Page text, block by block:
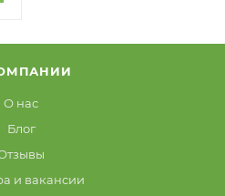
О нас
Блог
и вакансии